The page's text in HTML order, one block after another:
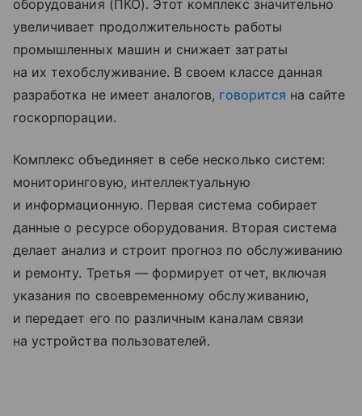
оборудования (ПКО). Этот комплекс значительно
увеличивает продолжительность работы
промышленных машин и снижает затраты
на их техобслуживание. В своем классе данная
разработка не имеет аналогов, говорится на сайте
госкорпорации.
Комплекс объединяет в себе несколько систем:
мониторинговую, интеллектуальную
и информационную. Первая система собирает
данные о ресурсе оборудования. Вторая система
делает анализ и строит прогноз по обслуживанию
и ремонту. Третья — формирует отчет, включая
указания по своевременному обслуживанию,
и передает его по различным каналам связи
на устройства пользователей.